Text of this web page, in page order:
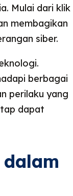
Mulai dari klik
membagikan
siber.
berbagai
perilaku yang
dapat